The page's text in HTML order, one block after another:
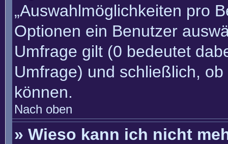
„Auswahlmöglichkeiten pro
Optionen ein Benutzer
Umfrage gilt (0 bedeutet
Umfrage) und schließlich,
können.
Nach oben
» Wieso kann ich nicht